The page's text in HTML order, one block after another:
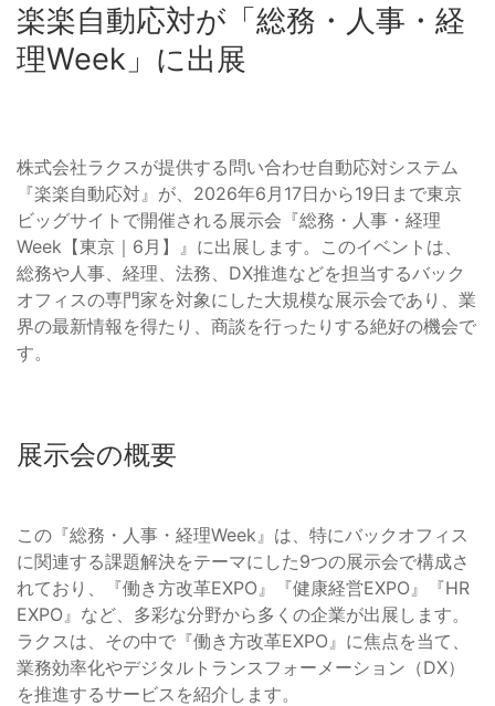
楽楽自動応対が「総務・人事・経
理Week」に出展
株式会社ラクスが提供する問い合わせ自動応対システム
『楽楽自動応対』が、2026年6月17日から19日まで東京
ビッグサイトで開催される展示会『総務・人事・経理
Week【東京｜6月】』に出展します。このイベントは、
総務や人事、経理、法務、DX推進などを担当するバック
オフィスの専門家を対象にした大規模な展示会であり、業
界の最新情報を得たり、商談を行ったりする絶好の機会で
す。
展示会の概要
この『総務・人事・経理Week』は、特にバックオフィス
に関連する課題解決をテーマにした9つの展示会で構成さ
れており、『働き方改革EXPO』『健康経営EXPO』『HR
EXPO』など、多彩な分野から多くの企業が出展します。
ラクスは、その中で『働き方改革EXPO』に焦点を当て、
業務効率化やデジタルトランスフォーメーション（DX）
を推進するサービスを紹介します。